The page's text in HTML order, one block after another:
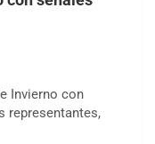
Invierno con
representantes,